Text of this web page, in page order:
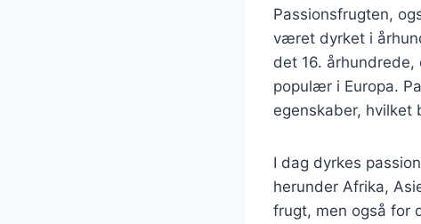
Passionsfrugten,
været dyrket i
det 16.
populær i Europa.
egenskaber, hvilket
I dag dyrkes
herunder Afrika,
frugt, men også for